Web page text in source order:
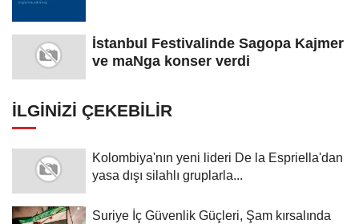
İstanbul Festivalinde Sagopa Kajmer
ve maNga konser verdi
İLGINIZI ÇEKEBILIR
Kolombiya'nın yeni lideri De la Espriella'dan
yasa dışı silahlı gruplarla...
Suriye İç Güvenlik Güçleri, Şam kırsalında